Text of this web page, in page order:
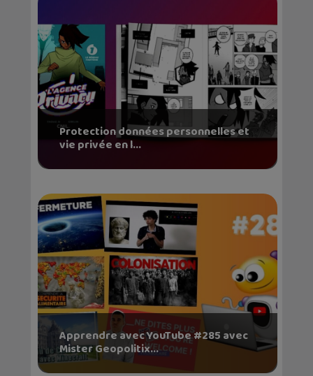
Protection données personnelles et
vie privée en l...
Apprendre avec YouTube #285 avec
Mister Geopolitix...